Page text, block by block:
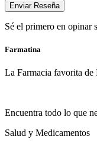
Enviar Reseña
Sé el primero en opinar
Farmatina
La Farmacia favorita de
Encuentra todo lo que
Salud y Medicamentos